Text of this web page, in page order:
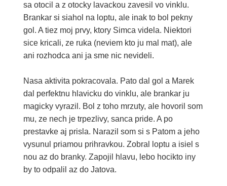
sa otocil a z otocky lavackou zavesil vo vinklu.
Brankar si siahol na loptu, ale inak to bol pekny
gol. A tiez moj prvy, ktory Simca videla. Niektori
sice kricali, ze ruka (neviem kto ju mal mat), ale
ani rozhodca ani ja sme nic nevideli.
Nasa aktivita pokracovala. Pato dal gol a Marek
dal perfektnu hlavicku do vinklu, ale brankar ju
magicky vyrazil. Bol z toho mrzuty, ale hovoril som
mu, ze nech je trpezlivy, sanca pride. A po
prestavke aj prisla. Narazil som si s Patom a jeho
vysunul priamou prihravkou. Zobral loptu a isiel s
nou az do branky. Zapojil hlavu, lebo hocikto iny
by to odpalil az do Jatova.